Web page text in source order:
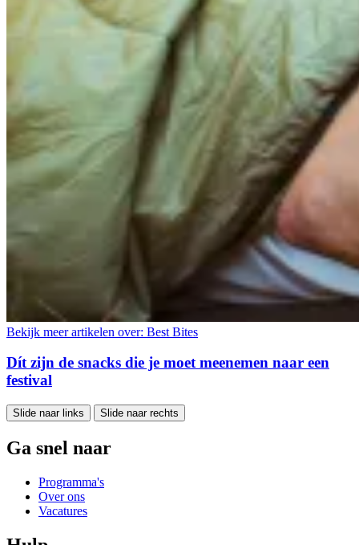
Bekijk meer artikelen over: Best Bites
Dít zijn de snacks die je moet meenemen naar een
festival
Slide naar links Slide naar rechts
Ga snel naar
Programma's
Over ons
Vacatures